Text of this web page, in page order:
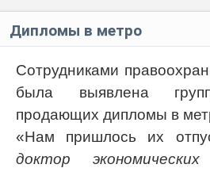
Дипломы в метро
Сотрудниками
была выявлена
продающих дипломы в
«Нам пришлось их
доктор